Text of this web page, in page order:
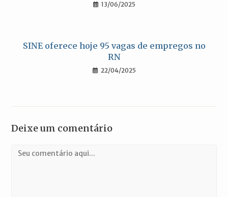
13/06/2025
SINE oferece hoje 95 vagas de empregos no
RN
22/04/2025
Deixe um comentário
Comentário